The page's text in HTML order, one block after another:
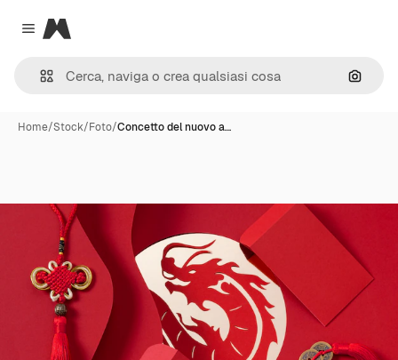
Close menu
Magnific
Cerca
Home/Stock/Foto/Concetto del nuovo a…